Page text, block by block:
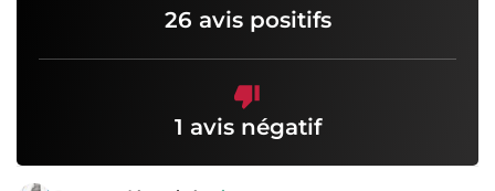
26 avis positifs
1 avis négatif